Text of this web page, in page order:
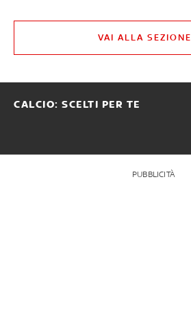
VAI ALLA SEZIONE
CALCIO: SCELTI PER TE
PUBBLICITÀ